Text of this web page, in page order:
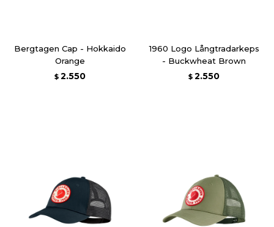
Bergtagen Cap - Hokkaido
Orange
$ 2.550
1960 Logo Långtradarkeps
- Buckwheat Brown
$ 2.550